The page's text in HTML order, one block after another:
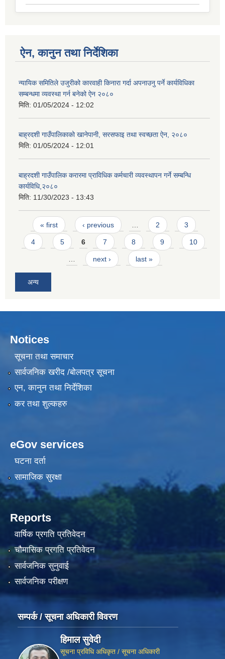
ऐन, कानुन तथा निर्देशिका
न्यायिक समितिले उजुरीको कारवाही किनारा गर्दा अपनाउनु पर्ने कार्यविधिका
सम्बन्धमा व्यवस्था गर्न बनेको ऐन २०८०
मिति: 01/05/2024 - 12:02
बाह्रदशी गाउँपालिकाको खानेपानी, सरसफाइ तथा स्वच्छता ऐन, २०८०
मिति: 01/05/2024 - 12:01
बाह्रदशी गाउँपालिक करारमा प्राविधिक कर्मचारी व्यवस्थापन गर्ने सम्बन्धि
कार्यविधि,२०८०
मिति: 11/30/2023 - 13:43
Pages
« first ‹ previous 2 3
4 5 6 7 8 9 10
next › last »
अन्य
Notices
सूचना तथा समाचार
सार्वजनिक खरीद /बोलपत्र सूचना
एन, कानुन तथा निर्देशिका
कर तथा शुल्कहरु
eGov services
घटना दर्ता
सामाजिक सुरक्षा
Reports
वार्षिक प्रगति प्रतिवेदन
चौमासिक प्रगति प्रतिवेदन
सार्वजनिक सुनुवाई
सार्वजनिक परीक्षण
सम्पर्क / सूचना अधिकारी विवरण
हिमाल सुवेदी
सूचना प्रविधि अधिकृत / सूचना अधिकारी